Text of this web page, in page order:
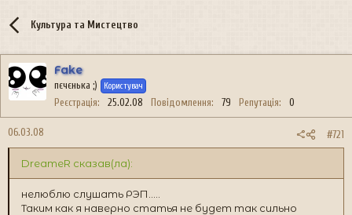
о
т
е
м
и
а
т
о
е
Культура та Мистецтво
Fake
пєчєнька ;) Користувач
Реєстрація 25.02.08 Повідомлення 79 Репутація 0
06.03.08 #721
DreameR сказав(ла):
нелюблю слушать РЭП.....
Таким как я наверно статья не будет так сильно